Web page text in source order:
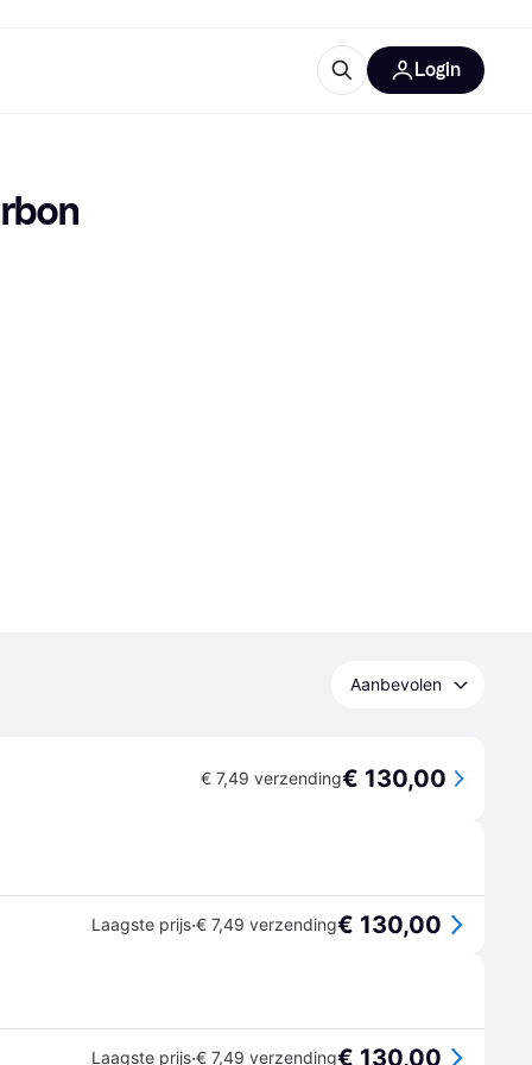
Login
Aanbevolen
€ 7,49 verzending€ 130,00
Laagste prijs·€ 7,49 verzending€ 130,00
Laagste prijs·€ 7,49 verzending€ 130,00